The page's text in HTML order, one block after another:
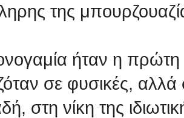
της
ήταν η πρώτη
σε φυσικές, αλλά
στη νίκη της